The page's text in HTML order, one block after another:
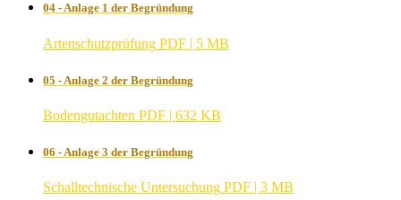
04 - Anlage 1 der Begründung
Artenschutzprüfung PDF | 5 MB
05 - Anlage 2 der Begründung
Bodengutachten PDF | 632 KB
06 - Anlage 3 der Begründung
Schalltechnische Untersuchung PDF | 3 MB